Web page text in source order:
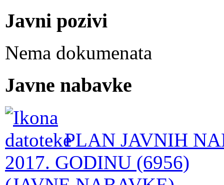
Javni pozivi
Nema dokumenata
Javne nabavke
PLAN JAVNIH
2017. GODINU (6956)